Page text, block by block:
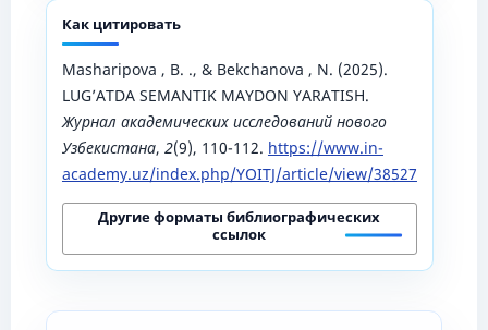
Как цитировать
Masharipova , B. ., & Bekchanova , N. (2025).
LUG’ATDA SEMANTIK MAYDON YARATISH.
Журнал академических исследований нового
Узбекистана, 2(9), 110-112. https://www.in-
academy.uz/index.php/YOITJ/article/view/38527
Другие форматы библиографических
ссылок